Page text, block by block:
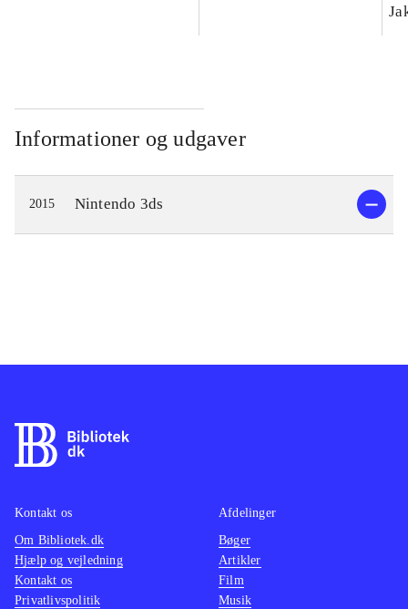
Informationer og udgaver
2015 Nintendo 3ds
Kontakt os
Om Bibliotek.dk
Hjælp og vejledning
Kontakt os
Privatlivspolitik
Afdelinger
Bøger
Artikler
Film
Musik